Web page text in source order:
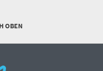
OBEN